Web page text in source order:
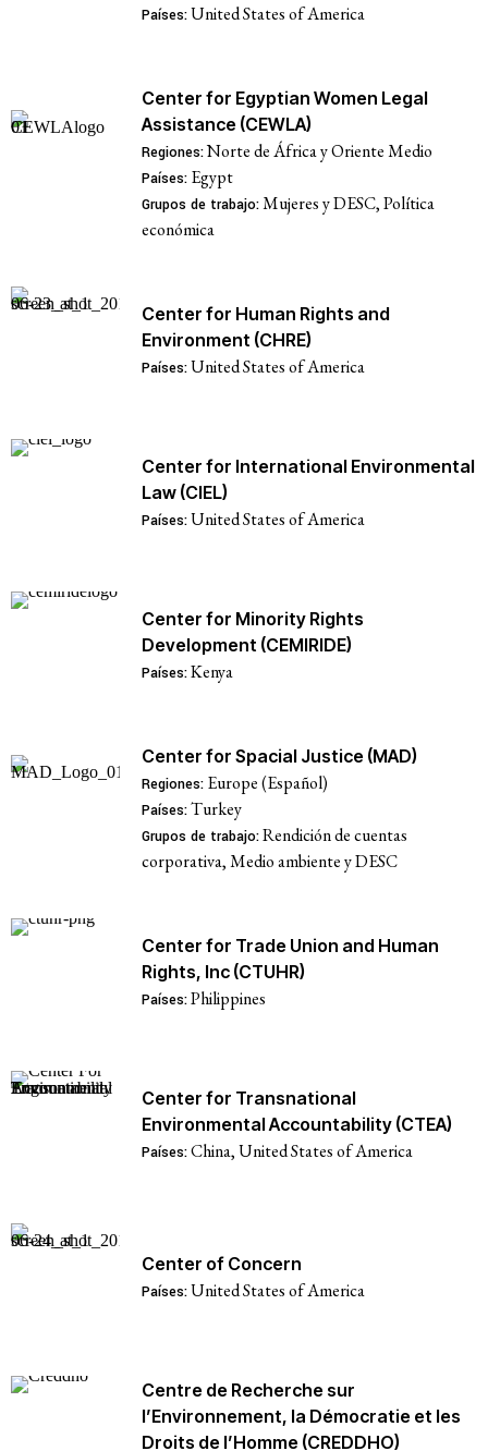
Países:United States of America
Center for Egyptian Women Legal
Assistance (CEWLA)
Regiones:Norte de África y Oriente Medio
Países: Egypt
Grupos de trabajo:Mujeres y DESC, Política
económica
Center for Human Rights and
Environment (CHRE)
Países:United States of America
Center for International Environmental
Law (CIEL)
Países:United States of America
Center for Minority Rights
Development (CEMIRIDE)
Países:Kenya
Center for Spacial Justice (MAD)
Regiones: Europe (Español)
Países:Turkey
Grupos de trabajo:Rendición de cuentas
corporativa, Medio ambiente y DESC
Center for Trade Union and Human
Rights, Inc (CTUHR)
Países:Philippines
Center for Transnational
Environmental Accountability (CTEA)
Países:China,United States of America
Center of Concern
Países:United States of America
Centre de Recherche sur
l’Environnement, la Démocratie et les
Droits de l’Homme (CREDDHO)